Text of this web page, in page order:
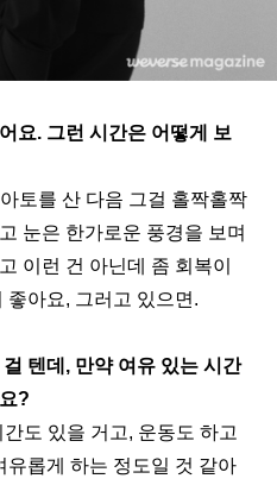
요. 그런 시간은 어떻게 보
토를 산 다음 그걸 홀짝홀짝
눈은 한가로운 풍경을 보며
이런 건 아닌데 좀 회복이
좋아요, 그러고 있으면.
텐데, 만약 여유 있는 시간
?
도 있을 거고, 운동도 하고
유롭게 하는 정도일 것 같아